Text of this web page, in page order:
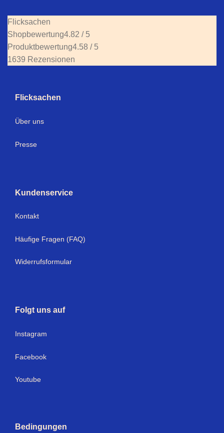
Flicksachen
Shopbewertung4.82 / 5
Produktbewertung4.58 / 5
1639 Rezensionen
Flicksachen
Über uns
Presse
Kundenservice
Kontakt
Häufige Fragen (FAQ)
Widerrufsformular
Folgt uns auf
Instagram
Facebook
Youtube
Bedingungen